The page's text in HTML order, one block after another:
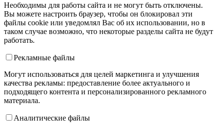
Необходимы для работы сайта и не могут быть отключены.
Вы можете настроить браузер, чтобы он блокировал эти
файлы cookie или уведомлял Вас об их использовании, но в
таком случае возможно, что некоторые разделы сайта не будут
работать.
Рекламные файлы
Могут использоваться для целей маркетинга и улучшения
качества рекламы: предоставление более актуального и
подходящего контента и персонализированного рекламного
материала.
Аналитические файлы